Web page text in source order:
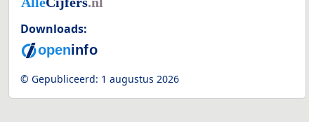
Downloads:
© Gepubliceerd: 1 augustus 2026